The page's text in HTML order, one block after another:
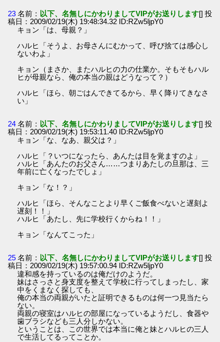
23 名前： 以下、名無しにかわりましてVIPがお送りします[] 投
稿日：2009/02/19(木) 19:48:34.32 ID:RZw5ljpY0
キョン「は、母親？」
ハルヒ「そうよ、お母さんにむかって、呼び捨ては感心し
ないわよ」
キョン（まさか、またハルヒの力の仕業か。そもそもハル
ヒが母親なら、俺の本当の親はどうなって？）
ハルヒ「ほら、朝ごはんできてるから、早く降りてきなさ
い」
24 名前： 以下、名無しにかわりましてVIPがお送りします[] 投
稿日：2009/02/19(木) 19:53:11.40 ID:RZw5ljpY0
キョン「な、なあ、親父は？」
ハルヒ「？いつになったら、あんたは目を覚ますのよ」
ハルヒ「あんたのお父さん……つまりあたしの旦那は、三
年前に亡くなったでしょ」
キョン「な！？」
ハルヒ「ほら、そんなことより早くご飯食べないと遅刻よ
遅刻！！」
ハルヒ「あたし、先に学校行くからね！！」
キョン「なんてこった」
25 名前： 以下、名無しにかわりましてVIPがお送りします[] 投
稿日：2009/02/19(木) 19:57:00.94 ID:RZw5ljpY0
違和感を持っているのは俺だけのようだ。
妹はさっさと身支度を整えて学校に行ってしまったし、家
中をくまなく探しても、
俺の本当の両親がいたと証明できるものは何一つ見当たら
ない。
両親の寝室はハルヒの部屋になっているようだし、食器や
歯ブラシなども三人分しかない。
ということは、この世界では本当に俺と妹とハルヒの三人
で生活してるってことか。